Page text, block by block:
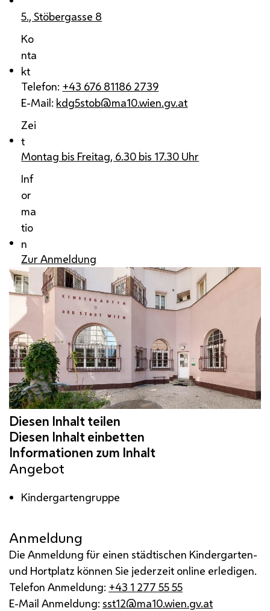
5., Stöbergasse 8
Ko
nta
kt
Telefon: +43 676 81186 2739
E-Mail: kdg5stob@ma10.wien.gv.at
Zei
t
Montag bis Freitag, 6.30 bis 17.30 Uhr
Inf
or
ma
tio
n
Zur Anmeldung
Angebot
Kindergartengruppe
Anmeldung
Die Anmeldung für einen städtischen Kindergarten-
und Hortplatz können Sie jederzeit online erledigen.
Telefon Anmeldung: +43 1 277 55 55
E-Mail Anmeldung: sst12@ma10.wien.gv.at